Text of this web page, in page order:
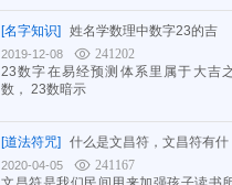
[名字知识] 姓名学数理中数字23的吉
2019-12-08
241202
23数字在易经预测体系里属于大吉之
数， 23数暗示
[道法符咒] 什么是文昌符，文昌符有什
2020-04-05
241167